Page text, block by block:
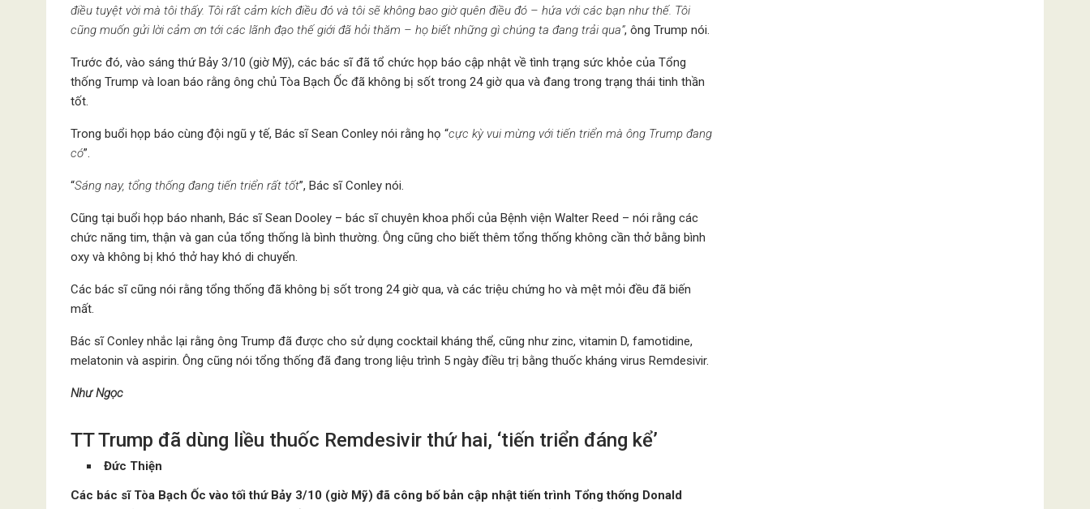
điều tuyệt vời mà tôi thấy. Tôi rất cảm kích điều đó và tôi sẽ không bao giờ quên điều đó – hứa với các bạn như thế. Tôi
cũng muốn gửi lời cảm ơn tới các lãnh đạo thế giới đã hỏi thăm – họ biết những gì chúng ta đang trải qua”, ông Trump nói.
Trước đó, vào sáng thứ Bảy 3/10 (giờ Mỹ), các bác sĩ đã tổ chức họp báo cập nhật về tình trạng sức khỏe của Tổng
thống Trump và loan báo rằng ông chủ Tòa Bạch Ốc đã không bị sốt trong 24 giờ qua và đang trong trạng thái tinh thần
tốt.
Trong buổi họp báo cùng đội ngũ y tế, Bác sĩ Sean Conley nói rằng họ “cực kỳ vui mừng với tiến triển mà ông Trump đang
có”.
“Sáng nay, tổng thống đang tiến triển rất tốt”, Bác sĩ Conley nói.
Cũng tại buổi họp báo nhanh, Bác sĩ Sean Dooley – bác sĩ chuyên khoa phổi của Bệnh viện Walter Reed – nói rằng các
chức năng tim, thận và gan của tổng thống là bình thường. Ông cũng cho biết thêm tổng thống không cần thở bằng bình
oxy và không bị khó thở hay khó di chuyển.
Các bác sĩ cũng nói rằng tổng thống đã không bị sốt trong 24 giờ qua, và các triệu chứng ho và mệt mỏi đều đã biến
mất.
Bác sĩ Conley nhắc lại rằng ông Trump đã được cho sử dụng cocktail kháng thể, cũng như zinc, vitamin D, famotidine,
melatonin và aspirin. Ông cũng nói tổng thống đã đang trong liệu trình 5 ngày điều trị bằng thuốc kháng virus Remdesivir.
Như Ngọc
TT Trump đã dùng liều thuốc Remdesivir thứ hai, ‘tiến triển đáng kể’
Đức Thiện
Các bác sĩ Tòa Bạch Ốc vào tối thứ Bảy 3/10 (giờ Mỹ) đã công bố bản cập nhật tiến trình Tổng thống Donald